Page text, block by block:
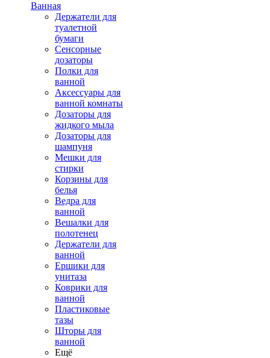
Ванная
Держатели для
туалетной
бумаги
Сенсорные
дозаторы
Полки для
ванной
Аксессуары для
ванной комнаты
Дозаторы для
жидкого мыла
Дозаторы для
шампуня
Мешки для
стирки
Корзины для
белья
Ведра для
ванной
Вешалки для
полотенец
Держатели для
ванной
Ершики для
унитаза
Коврики для
ванной
Пластиковые
тазы
Шторы для
ванной
Ещё